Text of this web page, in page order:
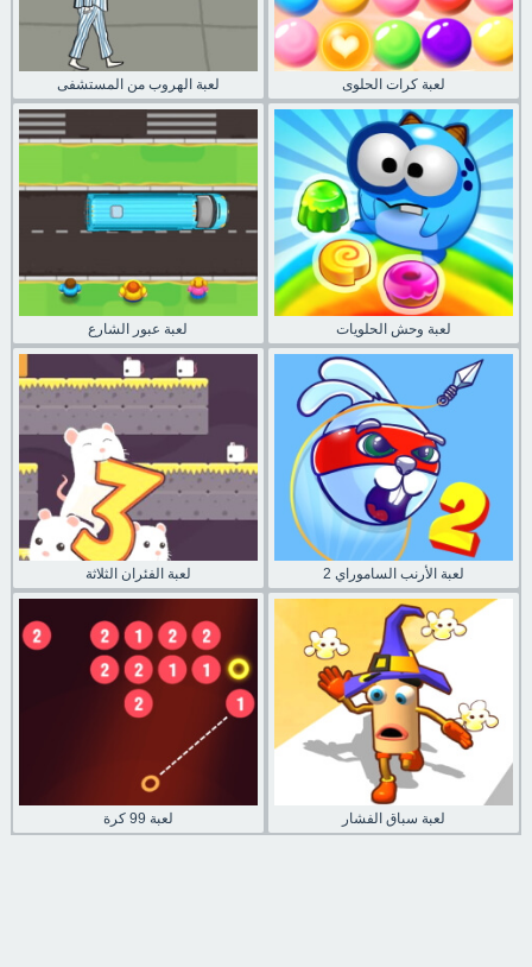
لعبة الهروب من المستشفى لعبة كرات الحلوى
لعبة عبور الشارع لعبة وحش الحلويات
لعبة الفئران الثلاثة لعبة الأرنب الساموراي 2
لعبة 99 كرة لعبة سباق الفشار